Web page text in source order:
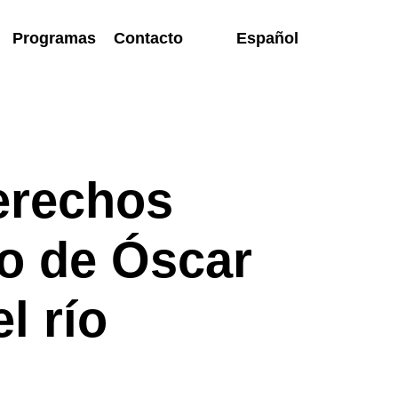
Programas Contacto Español
de Óscar
río